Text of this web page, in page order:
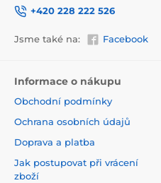
Použitá tisková metoda
přísné normy a mají
certifikaci. Navíc jsou bez
+420 228 222 526
Jsme také na: Facebook
Informace o nákupu
Obchodní podmínky
Ochrana osobních údajů
Doprava a platba
Jak postupovat při vrácení
zboží